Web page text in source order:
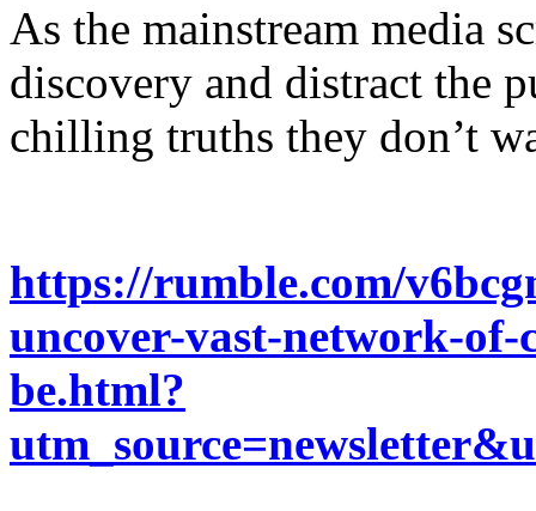
As the mainstream media
discovery and distract the
chilling truths they don’t
https://rumble.com/
uncover-vast-network-
be.html?